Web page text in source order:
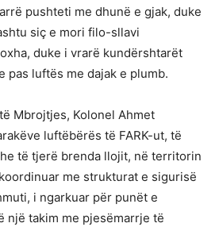
pushteti me dhunë e gjak, duke
siç e mori filo-sllavi
duke i vrarë kundërshtarët
pas luftës me dajak e plumb.
Mbrojtjes, Kolonel Ahmet
luftëbërës të FARK-ut, të
të tjerë brenda llojit, në territorin
me strukturat e sigurisë
i ngarkuar për punët e
një takim me pjesëmarrje të